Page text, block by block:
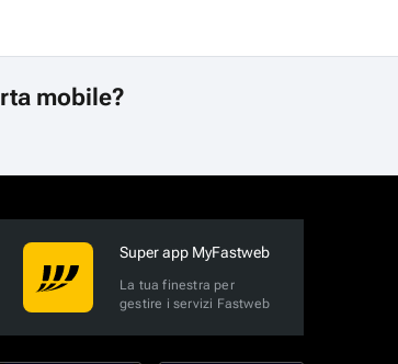
mobile?
Super app MyFastweb
La tua finestra per
gestire i servizi Fastweb